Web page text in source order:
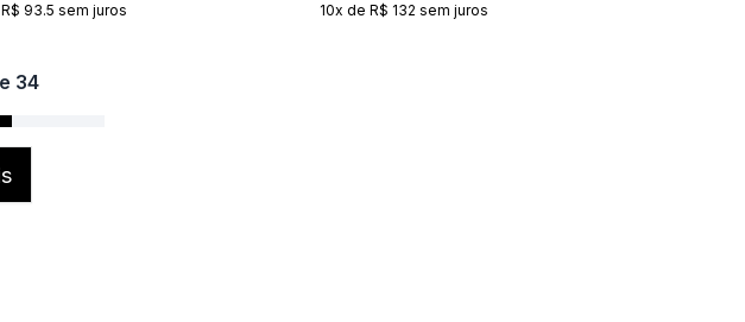
93.5 sem juros 10x de R$ 132 sem juros
34